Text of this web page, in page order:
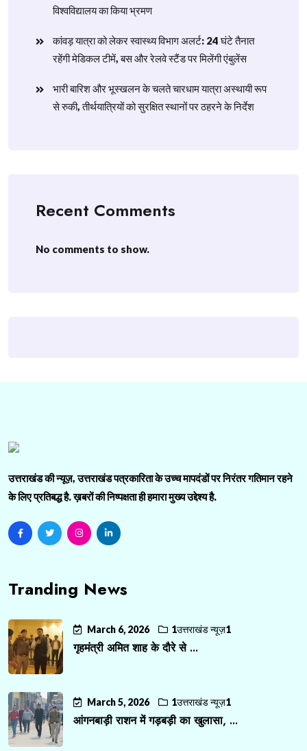
विश्वविद्यालय का किया भ्रमण
​कांवड़ यात्रा को लेकर स्वास्थ्य विभाग अलर्ट: 24 घंटे तैनात
रहेंगी मेडिकल टीमें, बस और रेलवे स्टैंड पर मिलेंगी एंबुलेंस
​भारी बारिश और भूस्खलन के चलते चारधाम यात्रा अस्थायी रूप
से रुकी, तीर्थयात्रियों को सुरक्षित स्थानों पर ठहरने के निर्देश
Recent Comments
No comments to show.
उत्तराखंड की न्यूज़, उत्तराखंड पत्रकारिता के उच्च मापदंडों पर निरंतर गतिमान रहने
के लिए प्रतिबद्ध है. ख़बरों की निष्पक्षता ही हमारा मुख्य उद्देश्य है.
Tranding News
March 6, 2026 1उत्तराखंड न्यूज़1
गृहमंत्री अमित शाह के दौरे से ...
March 5, 2026 1उत्तराखंड न्यूज़1
आंगनबाड़ी राशन में गड़बड़ी का खुलासा, ...